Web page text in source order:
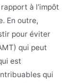
à l’impôt
En outre,
pour éviter
qui peut
est
qui